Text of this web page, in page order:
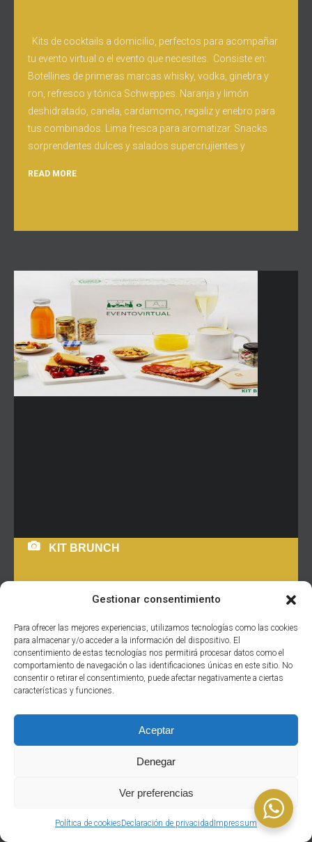
Gestionar consentimiento
Para ofrecer las mejores experiencias, utilizamos tecnologías como las cookies
para almacenar y/o acceder a la información del dispositivo. El
consentimiento de estas tecnologías nos permitirá procesar datos como el
comportamiento de navegación o las identificaciones únicas en este sitio. No
consentir o retirar el consentimiento, puede afectar negativamente a ciertas
características y funciones.
Aceptar
Denegar
Ver preferencias
Política de cookiesDeclaración de privacidad Impressum
Kits de cocktails a domicilio, perfectos para acompañar
tu evento virtual o el evento que necesites. Consiste en:
Botellines de primeras marcas whisky, vodka, ginebra y
ron, refresco y tónica Schweppes. Naranja y limón
deshidratado, canela, cardamomo, regaliz y enebro para
tus combinados. Lima fresca para aromatizar. Snacks
sorprendentes dulces y salados supercrujientes y
READ MORE
KIT BRUNCH
tu evento virtual o el evento que necesites. Consiste en:
Diferentes tipos de café y té para que te lo montes como
más te guste, también cacao y una taza. Ice tea, zumo de
naranja, cava. Puedes hacerte un cocktail mimosa con el